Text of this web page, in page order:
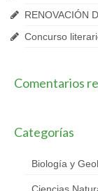
RENOVACIÓN
Concurso
Comentarios
Categorías
Biología y